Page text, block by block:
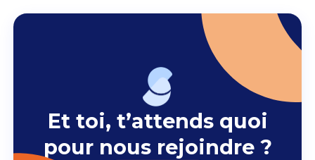
Et toi, t’attends quoi
pour nous rejoindre ?